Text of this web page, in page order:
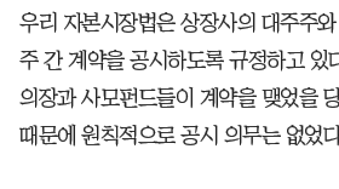
우리 자본시장법은 상장사의 대주주
주 간 계약을 공시하도록 규정하고
의장과 사모펀드들이 계약을 맺었을
때문에 원칙적으로 공시 의무는 없었